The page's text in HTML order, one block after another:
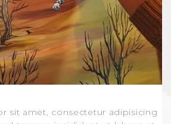
sit amet, consectetur adipisicing